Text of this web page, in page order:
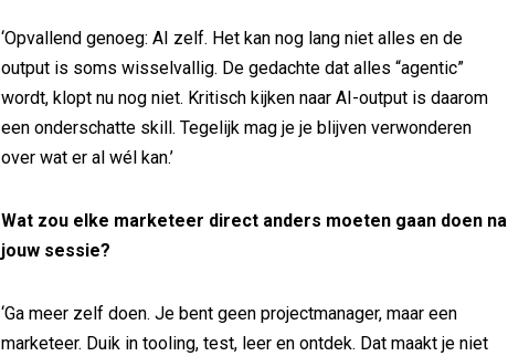
‘Opvallend genoeg: AI zelf. Het kan nog lang niet alles en de
output is soms wisselvallig. De gedachte dat alles “agentic”
wordt, klopt nu nog niet. Kritisch kijken naar AI-output is daarom
een onderschatte skill. Tegelijk mag je je blijven verwonderen
over wat er al wél kan.’
Wat zou elke marketeer direct anders moeten gaan doen na
jouw sessie?
‘Ga meer zelf doen. Je bent geen projectmanager, maar een
marketeer. Duik in tooling, test, leer en ontdek. Dat maakt je niet